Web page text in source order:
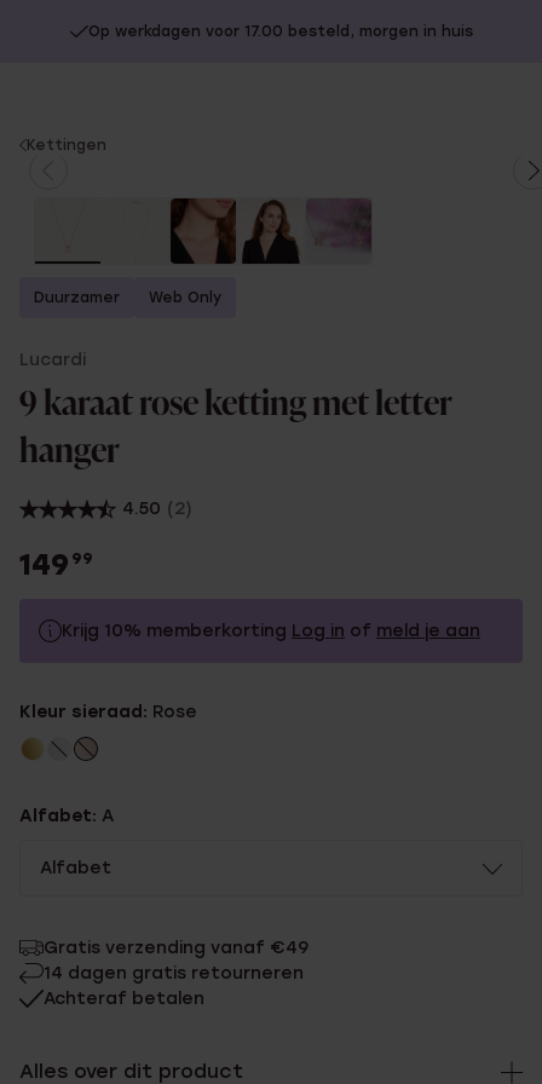
Op werkdagen voor 17.00 besteld, morgen in huis
You
Kettingen
Duurzamer Web Only
Lucardi
9 karaat rose ketting met letter
hanger
4.50 (2)
149 99
Krijg 10% memberkorting Log in of meld je aan
Zonder memberkorting
Kleur sieraad: Rose
Alfabet: A
Alfabet
Gratis verzending vanaf €49
14 dagen gratis retourneren
Achteraf betalen
Alles over dit product